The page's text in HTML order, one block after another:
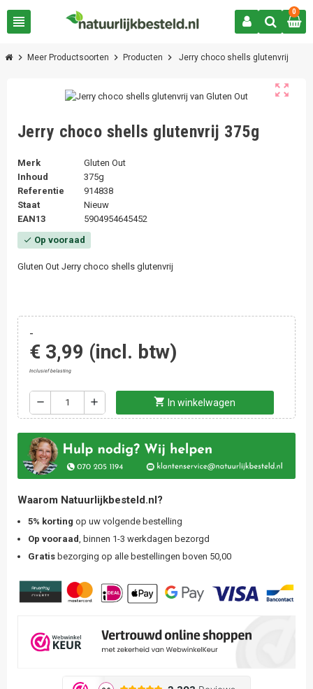
view_headline
0
chevron_right Meer Productsoorten chevron_right Producten chevron_right Jerry choco shells glutenvrij
zoom_out_map
Jerry choco shells glutenvrij 375g
Merk
Gluten Out
Inhoud
375g
Referentie
914838
Staat
Nieuw
EAN13
5904954645452
check Op vooraad
Gluten Out Jerry choco shells glutenvrij
-
€ 3,99 (incl. btw)
Inclusief belasting
remove add shopping_cart In winkelwagen
Waarom Natuurlijkbesteld.nl?
5% korting op uw volgende bestelling
Op vooraad
, binnen 1-3 werkdagen bezorgd
Gratis bezorging op alle bestellingen boven 50,00